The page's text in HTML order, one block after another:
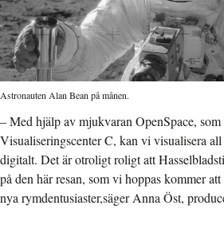
Astronauten Alan Bean på månen.
– Med hjälp av mjukvaran OpenSpace,
Visualiseringscenter C, kan vi visualisera
digitalt. Det är otroligt roligt att
på den här resan, som vi hoppas kommer
nya rymdentusiaster,säger Anna Öst,